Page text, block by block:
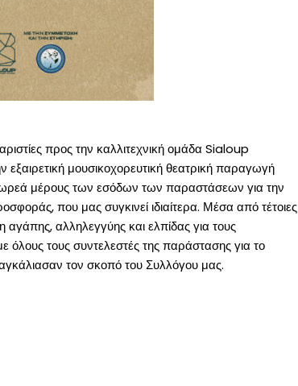
προς την καλλιτεχνική ομάδα Sialoup
μουσικοχορευτική θεατρική παραγωγή
μέρους των εσόδων των παραστάσεων για την
που μας συγκινεί ιδιαίτερα. Μέσα από τέτοιες
αλληλεγγύης και ελπίδας για τους
τους συντελεστές της παράστασης για το
τον σκοπό του Συλλόγου μας.